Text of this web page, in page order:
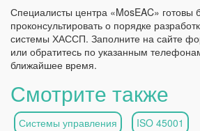
Специалисты центра «MosEAC» готовы
проконсультировать о порядке
системы ХАССП. Заполните на сайте
или обратитесь по указанным
ближайшее время.
Смотрите также
Системы управления ISO 45001